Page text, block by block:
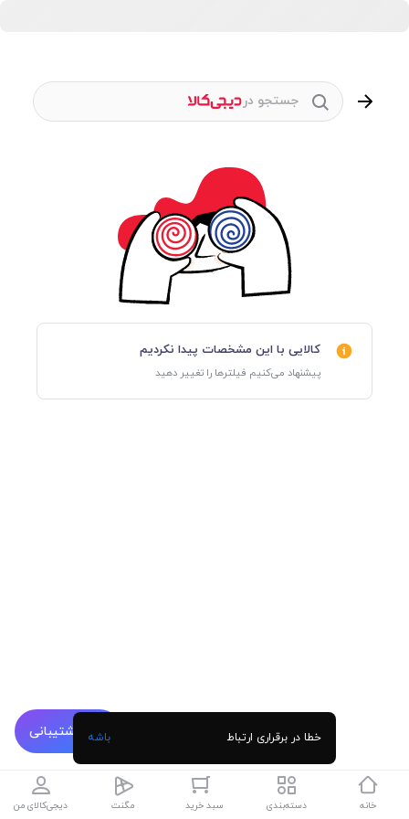
پشتیبانی
جستجو در
کالایی با این مشخصات پیدا نکردیم
پیشنهاد می‌کنیم فیلترها را تغییر دهید
خانه دسته‌بندی سبد خرید مگنت دیجی‌کالای من
خطا در برقراری ارتباط باشه